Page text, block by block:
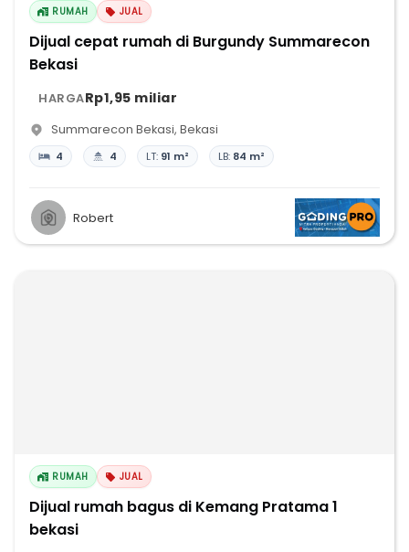
RUMAH JUAL
Dijual cepat rumah di Burgundy Summarecon
Bekasi
HARGARp1,95 miliar
Summarecon Bekasi, Bekasi
4 4 LT: 91 m² LB: 84 m²
Robert
RUMAH JUAL
Dijual rumah bagus di Kemang Pratama 1
bekasi